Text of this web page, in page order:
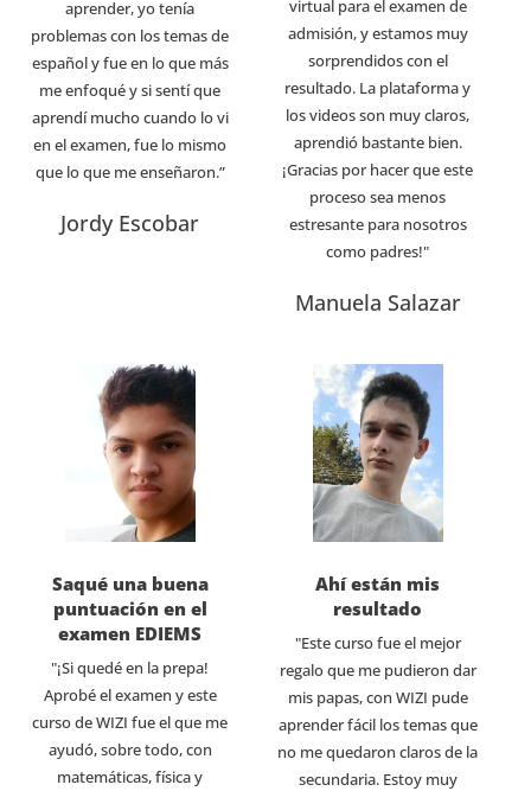
aprender, yo tenía
problemas con los temas de
español y fue en lo que más
me enfoqué y si sentí que
aprendí mucho cuando lo vi
en el examen, fue lo mismo
que lo que me enseñaron.”
Jordy Escobar
virtual para el examen de
admisión, y estamos muy
sorprendidos con el
resultado. La plataforma y
los videos son muy claros,
aprendió bastante bien.
¡Gracias por hacer que este
proceso sea menos
estresante para nosotros
como padres!"
Manuela Salazar
Saqué una buena
puntuación en el
examen EDIEMS
"¡Si quedé en la prepa!
Aprobé el examen y este
curso de WIZI fue el que me
ayudó, sobre todo, con
matemáticas, física y
Ahí están mis
resultado
"Este curso fue el mejor
regalo que me pudieron dar
mis papas, con WIZI pude
aprender fácil los temas que
no me quedaron claros de la
secundaria. Estoy muy